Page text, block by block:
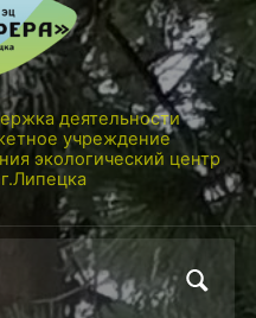
деятельности
учреждение
экологический центр